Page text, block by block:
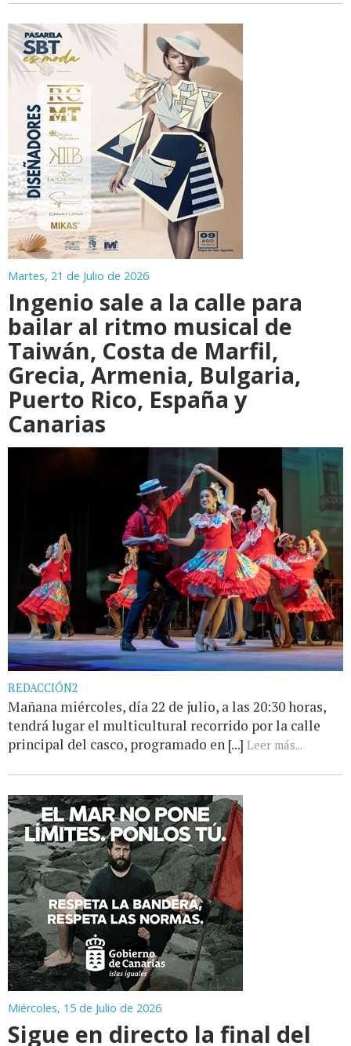
Martes, 21 de Julio de 2026
Ingenio sale a la calle para
bailar al ritmo musical de
Taiwán, Costa de Marfil,
Grecia, Armenia, Bulgaria,
Puerto Rico, España y
Canarias
REDACCIÓN2
Mañana miércoles, día 22 de julio, a las 20:30 horas,
tendrá lugar el multicultural recorrido por la calle
principal del casco, programado en [...] Leer más...
Miércoles, 15 de Julio de 2026
Sigue en directo la final del